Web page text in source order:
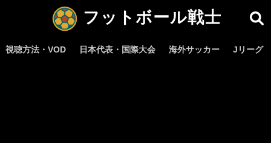
フットボール戦士
視聴方法・VOD 日本代表・国際大会 海外サッカー Jリーグ